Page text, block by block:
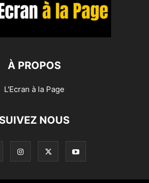
À PROPOS
L'Ecran à la Page
SUIVEZ NOUS